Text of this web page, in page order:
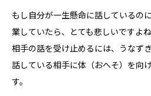
もし自分が一生懸命に話しているの
業していたら、とても悲しいですよね
相手の話を受け止めるには、うなず
話している相手に体（おへそ）を向
す。